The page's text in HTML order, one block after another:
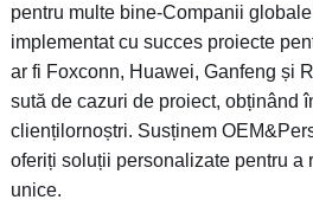
pentru multe bine-Companii
implementat cu succes proiecte
ar fi Foxconn, Huawei, Ganfeng și
sută de cazuri de proiect, obținând
cliențilornoștri. Susținem
oferiți soluții personalizate pentru a
unice.